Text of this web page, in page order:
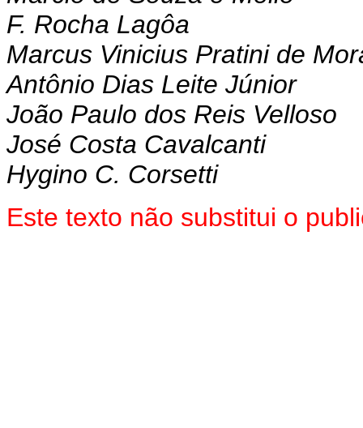
F. Rocha Lagôa
Marcus Vinicius Pratini de
Antônio Dias Leite Júnior
João Paulo dos Reis Velloso
José Costa Cavalcanti
Hygino C. Corsetti
Este texto não substitui o